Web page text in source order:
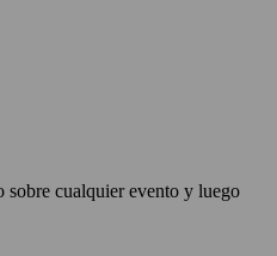
sobre cualquier evento y luego